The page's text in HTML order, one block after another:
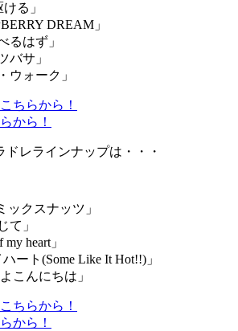
る」
DREAM」
るはず」
バサ」
ウォーク」
ちらから！
から！
ドレラインナップは・・・
ックスナッツ」
て」
heart」
ート(Some Like It Hot!!)」
こんにちは」
ちらから！
から！